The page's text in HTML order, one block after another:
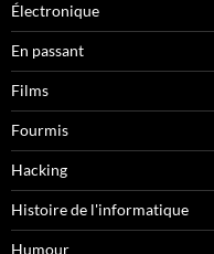
Électronique
En passant
Films
Fourmis
Hacking
Histoire de l'informatique
Humour